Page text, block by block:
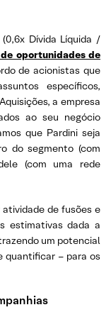
Dívida Líquida /
oportunidades de
de acionistas que
específicos,
a empresa
ao seu negócio
que Pardini seja
do segmento (com
(com uma rede
de fusões e
estimativas dada a
um potencial
quantificar – para os